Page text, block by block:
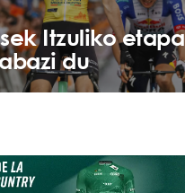
Itzuliko etapa
du